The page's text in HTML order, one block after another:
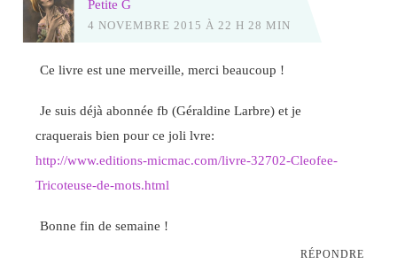
Petite G
4 NOVEMBRE 2015 À 22 H 28 MIN
Ce livre est une merveille, merci beaucoup !
Je suis déjà abonnée fb (Géraldine Larbre) et je
craquerais bien pour ce joli lvre:
http://www.editions-micmac.com/livre-32702-Cleofee-
Tricoteuse-de-mots.html
Bonne fin de semaine !
RÉPONDRE